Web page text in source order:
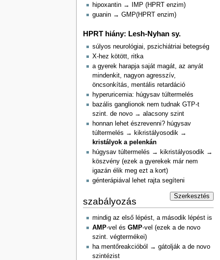
hipoxantin → IMP (HPRT enzim)
guanin → GMP(HPRT enzim)
HPRT hiány: Lesh-Nyhan sy.
súlyos neurológiai, pszichiátriai betegség
X-hez kötött, ritka
a gyerek harapja saját magát, az anyát
mindenkit, nagyon agresszív,
öncsonkítás, mentális retardáció
hyperuricemia: húgysav túltermelés
bazális ganglionok nem tudnak GTP-t
szint. de novo → alacsony szint
honnan lehet észrevenni? húgysav
túltermelés → kikristályosodik →
kristályok a pelenkán
húgysav túltermelés → kikristályosodik →
köszvény (ezek a gyerekek már nem
igazán élik meg ezt a kort)
génterápiával lehet rajta segíteni
Szerkesztés
szabályozás
mindig az első lépést, a második lépést is
AMP-vel és GMP-vel (ezek a de novo
szint. végtermékei)
ha mentőreakcióból → gátolják a de novo
szintézist